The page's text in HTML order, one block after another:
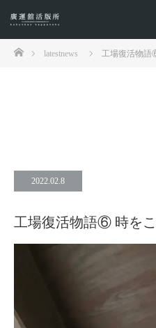
ホームlatestnews 工場復活物語
2022.02.8
工場復活物語⑥ 時を